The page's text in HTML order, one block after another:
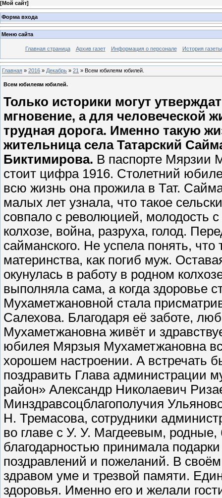
[Мой сайт]
Форма входа
Меню сайта
Главная страница Архив газет Информация о персонале История газеты
Главная » 2016 » Декабрь » 21 » Всем юбилеям юбилей.
Всем юбилеям юбилей.
Только историки могут
мгновение, а для человеческой
трудная дорога. Именно такую
жительница села Татарский
Биктимирова. В паспорте Мярзии
стоит цифра 1916. Столетний
всю жизнь она прожила в Тат.
малых лет узнала, что такое
совпало с революцией, молодость
колхозе, война, разруха, голод.
сайманского. Не успела понять,
материнства, как погиб муж.
окунулась в работу в родном
выполняла сама, а когда здоровье
Мухаметжановной стала
Салехова. Благодаря её заботе,
Мухаметжановна живёт и
юбилея Мярзыя Мухаметжановна
хорошем настроении. А встречать
поздравить Глава администрации
район» Александр Николаевич
Минздравсоцблагополучия
Н. Тремасова, сотрудники
во главе с У. У. Магдеевым,
благодарностью принимала
поздравлений и пожеланий. В
здравом уме и трезвой памяти.
здоровья. Именно его и желали